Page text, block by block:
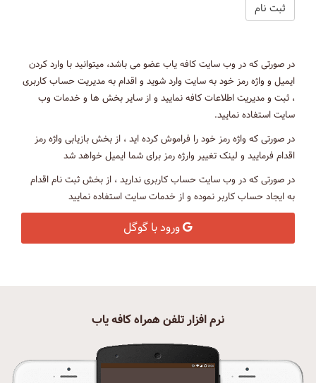
ثبت نام
در صورتی که در وب سایت کافه یاب عضو می باشد، میتوانید با وارد کردن
ایمیل و واژه رمز خود به سایت وارد شوید و اقدام به مدیریت حساب کاربری
، ثبت و مدیریت اطلاعات کافه نمایید و از سایر بخش ها و خدمات وب
سایت استفاده نمایید.
در صورتی که واژه رمز خود را فراموش کرده اید ، از بخش بازیابی واژه رمز
اقدام فرمایید و لینک تغییر وارژه رمز برای شما ایمیل خواهد شد
در صورتی که در وب سایت حساب کاربری ندارید ، از بخش ثبت نام اقدام
به ایجاد حساب کاربر نموده و از خدمات سایت استفاده نمایید
ورود با گوگل
نرم افزار تلفن همراه کافه یاب